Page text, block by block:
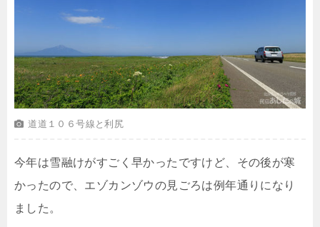
道道１０６号線と利尻
今年は雪融けがすごく早かったですけど、その後が寒
かったので、エゾカンゾウの見ごろは例年通りになり
ました。